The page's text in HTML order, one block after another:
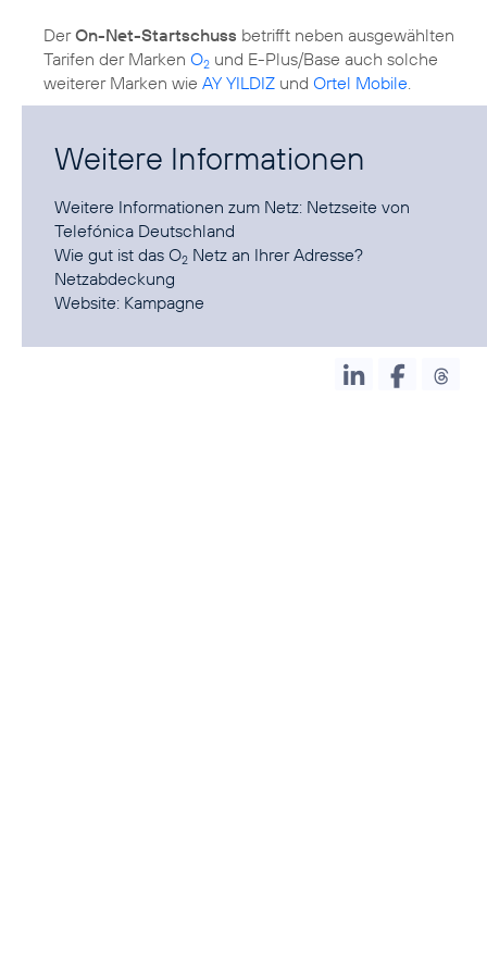
DerOn-Net-Startschuss betrifft neben ausgewählten
Tarifen der Marken O2 und E-Plus/Base auch solche
weiterer Marken wie AY YILDIZ und Ortel Mobile.
Weitere Informationen
Weitere Informationen zum Netz: Netzseite von
Telefónica Deutschland
Wie gut ist das O2 Netz an Ihrer Adresse?
Netzabdeckung
Website: Kampagne